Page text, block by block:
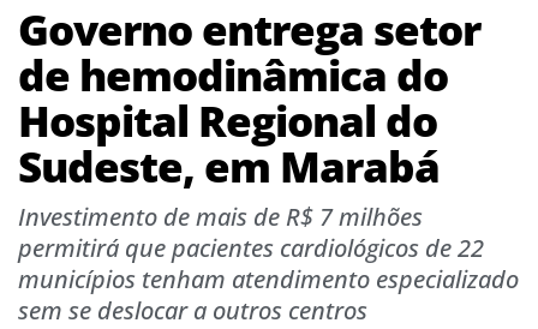
Governo entrega setor
de hemodinâmica do
Hospital Regional do
Sudeste, em Marabá
Investimento de mais de R$ 7 milhões
permitirá que pacientes cardiológicos de 22
municípios tenham atendimento especializado
sem se deslocar a outros centros